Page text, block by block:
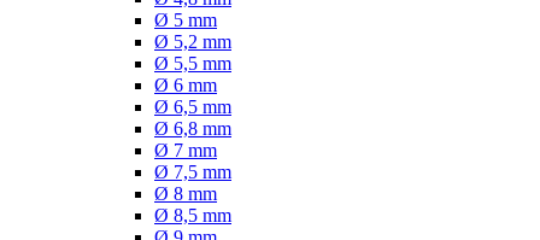
Ø 5 mm
Ø 5,2 mm
Ø 5,5 mm
Ø 6 mm
Ø 6,5 mm
Ø 6,8 mm
Ø 7 mm
Ø 7,5 mm
Ø 8 mm
Ø 8,5 mm